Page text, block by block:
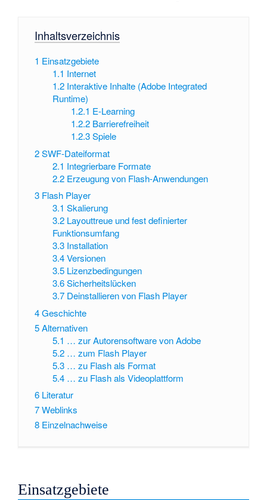
Inhaltsverzeichnis
1 Einsatzgebiete
1.1 Internet
1.2 Interaktive Inhalte (Adobe Integrated
Runtime)
1.2.1 E-Learning
1.2.2 Barrierefreiheit
1.2.3 Spiele
2SWF-Dateiformat
2.1 Integrierbare Formate
2.2 Erzeugung von Flash-Anwendungen
3 Flash Player
3.1 Skalierung
3.2 Layouttreue und fest definierter
Funktionsumfang
3.3 Installation
3.4 Versionen
3.5 Lizenzbedingungen
3.6 Sicherheitslücken
3.7 Deinstallieren von Flash Player
4Geschichte
5Alternativen
5.1 … zur Autorensoftware von Adobe
5.2 … zum Flash Player
5.3 … zu Flash als Format
5.4 … zu Flash als Videoplattform
6 Literatur
7Weblinks
8 Einzelnachweise
Einsatzgebiete